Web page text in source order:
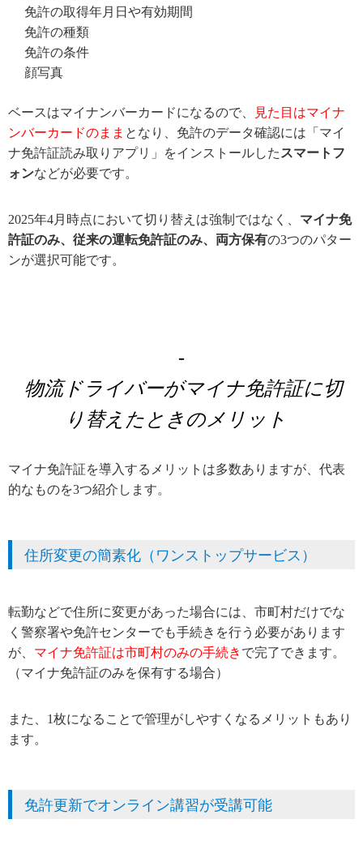
免許の取得年月日や有効期間
免許の種類
免許の条件
顔写真
ベースはマイナンバーカードになるので、
見た目はマイナ
ンバーカードのまま となり、免許のデータ確認には「マイ
ナ免許証読み取りアプリ」をインストールした スマートフ
ォンなどが必要です。
2025年4月時点において切り替えは強制ではなく、 マイナ免
許証のみ、従来の運転免許証のみ、両方保有の3つのパター
ンが選択可能です。
物流ドライバーがマイナ免許証に切
り替えたときのメリット
マイナ免許証を導入するメリットは多数ありますが、代表
的なものを3つ紹介します。
住所変更の簡素化（ワンストップサービス）
転勤などで住所に変更があった場合には、市町村だけでな
く警察署や免許センターでも手続きを行う必要があります
が、 マイナ免許証は市町村のみの手続き で完了できます。
（マイナ免許証のみを保有する場合）
また、1枚になることで管理がしやすくなるメリットもあり
ます。
免許更新でオンライン講習が受講可能